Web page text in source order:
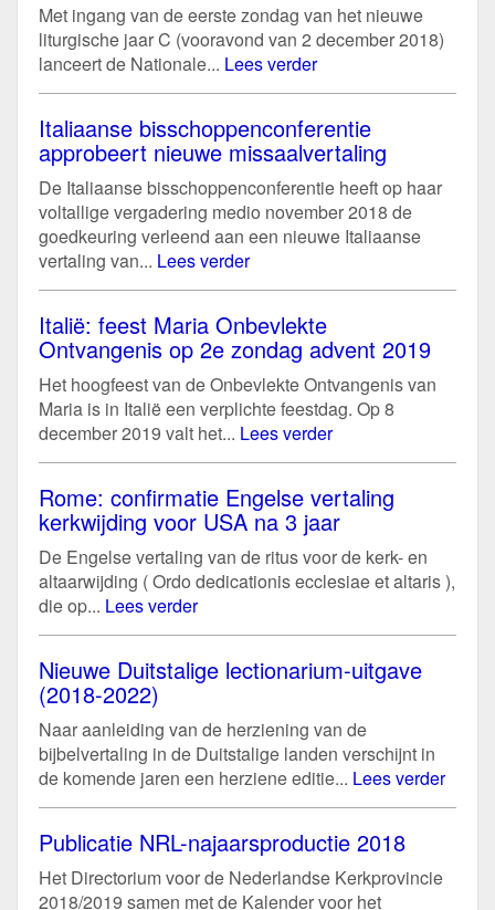
Met ingang van de eerste zondag van het nieuwe
liturgische jaar C (vooravond van 2 december 2018)
lanceert de Nationale... Lees verder
Italiaanse bisschoppenconferentie
approbeert nieuwe missaalvertaling
De Italiaanse bisschoppenconferentie heeft op haar
voltallige vergadering medio november 2018 de
goedkeuring verleend aan een nieuwe Italiaanse
vertaling van... Lees verder
Italië: feest Maria Onbevlekte
Ontvangenis op 2e zondag advent 2019
Het hoogfeest van de Onbevlekte Ontvangenis van
Maria is in Italië een verplichte feestdag. Op 8
december 2019 valt het... Lees verder
Rome: confirmatie Engelse vertaling
kerkwijding voor USA na 3 jaar
De Engelse vertaling van de ritus voor de kerk- en
altaarwijding ( Ordo dedicationis ecclesiae et altaris ),
die op... Lees verder
Nieuwe Duitstalige lectionarium-uitgave
(2018-2022)
Naar aanleiding van de herziening van de
bijbelvertaling in de Duitstalige landen verschijnt in
de komende jaren een herziene editie... Lees verder
Publicatie NRL-najaarsproductie 2018
Het Directorium voor de Nederlandse Kerkprovincie
2018/2019 samen met de Kalender voor het